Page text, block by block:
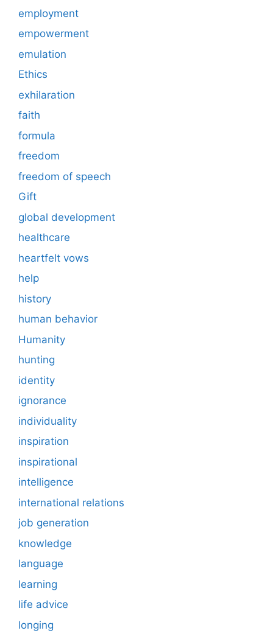
employment
empowerment
emulation
Ethics
exhilaration
faith
formula
freedom
freedom of speech
Gift
global development
healthcare
heartfelt vows
help
history
human behavior
Humanity
hunting
identity
ignorance
individuality
inspiration
inspirational
intelligence
international relations
job generation
knowledge
language
learning
life advice
longing